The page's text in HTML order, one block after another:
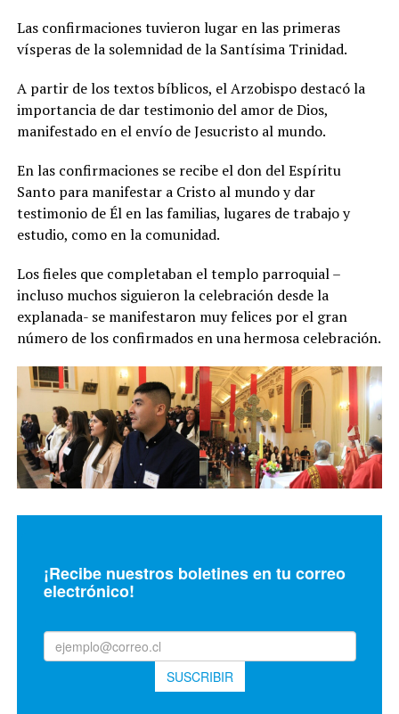
Las confirmaciones tuvieron lugar en las primeras
vísperas de la solemnidad de la Santísima Trinidad.
A partir de los textos bíblicos, el Arzobispo destacó la
importancia de dar testimonio del amor de Dios,
manifestado en el envío de Jesucristo al mundo.
En las confirmaciones se recibe el don del Espíritu
Santo para manifestar a Cristo al mundo y dar
testimonio de Él en las familias, lugares de trabajo y
estudio, como en la comunidad.
Los fieles que completaban el templo parroquial –
incluso muchos siguieron la celebración desde la
explanada- se manifestaron muy felices por el gran
número de los confirmados en una hermosa celebración.